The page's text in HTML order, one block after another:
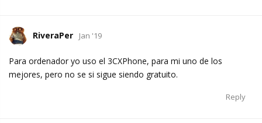
RiveraPer Jan '19
Para ordenador yo uso el 3CXPhone, para mi uno de los
mejores, pero no se si sigue siendo gratuito.
Reply